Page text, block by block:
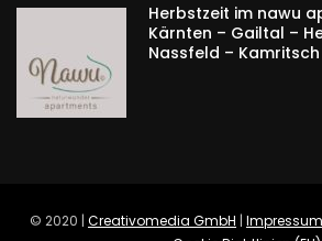
Herbstzeit im nawu
Kärnten – Gailtal –
Nassfeld – Kamritsch
© 2020 | Creativomedia GmbH | Impressum